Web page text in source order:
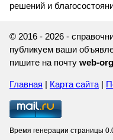
решений и
© 2016 - 2026 -
публикуем ваши
пишите на почту web-
Главная | Карта сайта|
Время генерации страницы